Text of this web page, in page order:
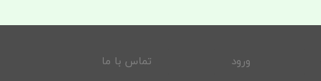
ورود تماس با ما